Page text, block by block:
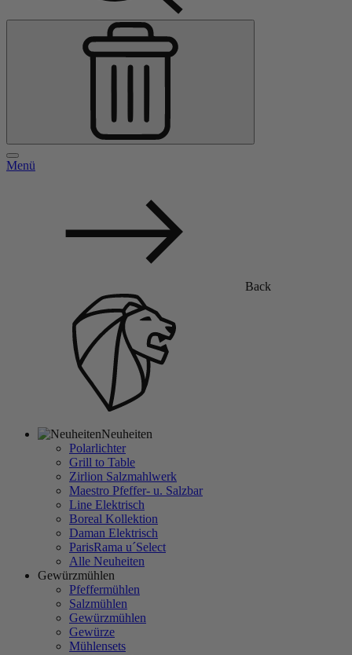
Menü
Back
Neuheiten
Polarlichter
Grill to Table
Zirlion Salzmahlwerk
Maestro Pfeffer- u. Salzbar
Line Elektrisch
Boreal Kollektion
Daman Elektrisch
ParisRama u´Select
Alle Neuheiten
Gewürzmühlen
Pfeffermühlen
Salzmühlen
Gewürzmühlen
Gewürze
Mühlensets